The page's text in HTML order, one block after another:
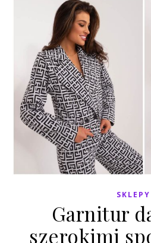
SKLEPY
Garnitur
szerokimi